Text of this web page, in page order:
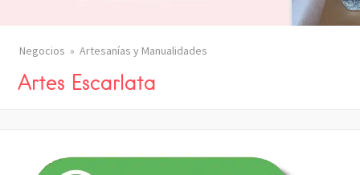
Negocios Artesanías y Manualidades
Artes Escarlata